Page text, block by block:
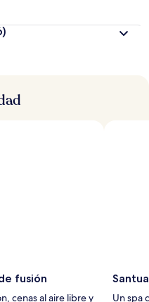
fusión
cenas al aire libre y
Un spa